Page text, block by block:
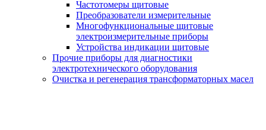
Частотомеры щитовые
Преобразователи измерительные
Многофункциональные щитовые
электроизмерительные приборы
Устройства индикации щитовые
Прочие приборы для диагностики
электротехнического оборудования
Очистка и регенерация трансформаторных масел